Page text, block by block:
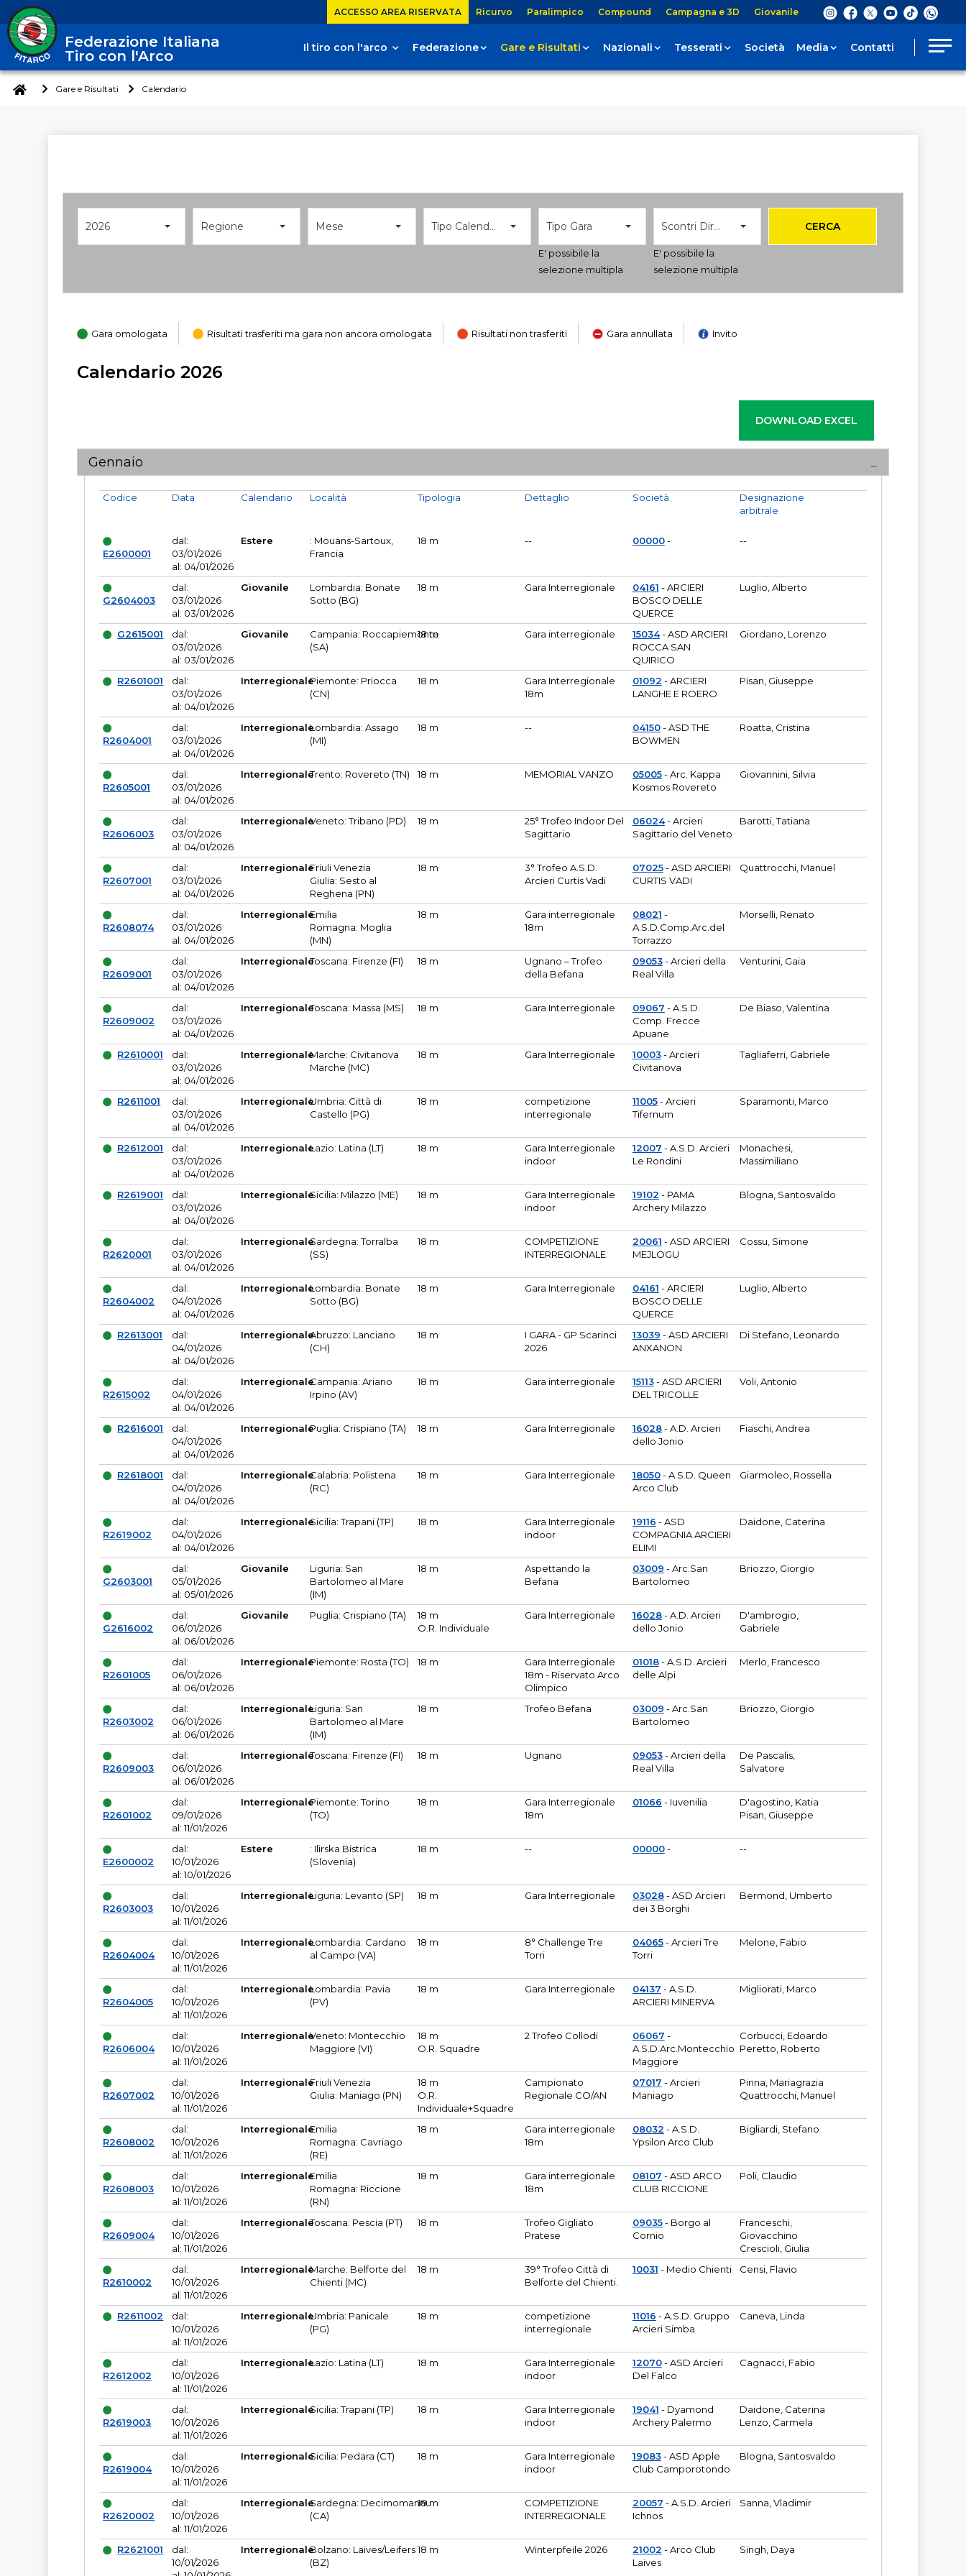
ACCESSO AREA RISERVATA Ricurvo Paralimpico Compound Campagna e 3D Giovanile
Federazione Italiana
Tiro con l'Arco
Il tiro con l'arco Federazione Gare e Risultati Nazionali Tesserati Società Media Contatti
Gare e Risultati Calendario
2026 Regione Mese Tipo Calendario Tipo Gara
E' possibile la
selezione multipla
Scontri Diretti
E' possibile la
selezione multipla
CERCA
Gara omologata Risultati trasferiti ma gara non ancora omologata Risultati non trasferiti Gara annullata Invito
Calendario 2026
Gennaio
Codice
E2600001
Data
dal:
03/01/2026
al: 04/01/2026
Calendario
Estere
Località
: Mouans-Sartoux,
Francia
Tipologia
18 m
Dettaglio
--
Società
00000-
Designazione
arbitrale
--
G2604003
dal:
03/01/2026
al: 03/01/2026
Giovanile
Lombardia: Bonate
Sotto (BG)
18 m Gara Interregionale 04161 - ARCIERI
BOSCO DELLE
QUERCE
Luglio, Alberto
G2615001
dal:
03/01/2026
al: 03/01/2026
Giovanile
Campania: Roccapiemonte
(SA)
18 m Gara interregionale 15034- ASD ARCIERI
ROCCA SAN
QUIRICO
Giordano, Lorenzo
R2601001
dal:
03/01/2026
al: 04/01/2026
InterregionalePiemonte: Priocca
(CN)
18 m
Gara Interregionale
18m
01092 - ARCIERI
LANGHE E ROERO
Pisan, Giuseppe
R2604001
dal:
03/01/2026
al: 04/01/2026
InterregionaleLombardia: Assago
(MI)
18 m -- 04150- ASD THE
BOWMEN
Roatta, Cristina
R2605001
dal:
03/01/2026
al: 04/01/2026
InterregionaleTrento: Rovereto (TN) 18 m MEMORIAL VANZO 05005- Arc. Kappa
Kosmos Rovereto
Giovannini, Silvia
R2606003
dal:
03/01/2026
al: 04/01/2026
InterregionaleVeneto: Tribano (PD) 18 m
25° Trofeo Indoor Del
Sagittario
06024- Arcieri
Sagittario del Veneto
Barotti, Tatiana
R2607001
dal:
03/01/2026
al: 04/01/2026
InterregionaleFriuli Venezia
Giulia: Sesto al
Reghena (PN)
18 m
3° Trofeo A.S.D.
Arcieri Curtis Vadi
07025- ASD ARCIERI
CURTIS VADI
Quattrocchi, Manuel
R2608074
dal:
03/01/2026
al: 04/01/2026
InterregionaleEmilia
Romagna: Moglia
(MN)
18 m
Gara interregionale
18m
08021 -
A.S.D.Comp.Arc.del
Torrazzo
Morselli, Renato
R2609001
dal:
03/01/2026
al: 04/01/2026
InterregionaleToscana: Firenze (FI) 18 m
Ugnano – Trofeo
della Befana
09053- Arcieri della
Real Villa
Venturini, Gaia
R2609002
dal:
03/01/2026
al: 04/01/2026
InterregionaleToscana: Massa (MS) 18 m Gara Interregionale 09067 - A.S.D.
Comp. Frecce
Apuane
De Biaso, Valentina
R2610001
dal:
03/01/2026
al: 04/01/2026
InterregionaleMarche: Civitanova
Marche (MC)
18 m Gara Interregionale 10003- Arcieri
Civitanova
Tagliaferri, Gabriele
R2611001
dal:
03/01/2026
al: 04/01/2026
InterregionaleUmbria: Città di
Castello (PG)
18 m
competizione
interregionale
11005- Arcieri
Tifernum
Sparamonti, Marco
R2612001
dal:
03/01/2026
al: 04/01/2026
InterregionaleLazio: Latina (LT) 18 m
Gara Interregionale
indoor
12007 - A.S.D. Arcieri
Le Rondini
Monachesi,
Massimiliano
R2619001
dal:
03/01/2026
al: 04/01/2026
InterregionaleSicilia: Milazzo (ME) 18 m
Gara Interregionale
indoor
19102 - PAMA
Archery Milazzo
Blogna, Santosvaldo
R2620001
dal:
03/01/2026
al: 04/01/2026
InterregionaleSardegna: Torralba
(SS)
18 m
COMPETIZIONE
INTERREGIONALE
20061 - ASD ARCIERI
MEJLOGU
Cossu, Simone
R2604002
dal:
04/01/2026
al: 04/01/2026
InterregionaleLombardia: Bonate
Sotto (BG)
18 m Gara Interregionale 04161 - ARCIERI
BOSCO DELLE
QUERCE
Luglio, Alberto
R2613001
dal:
04/01/2026
al: 04/01/2026
InterregionaleAbruzzo: Lanciano
(CH)
18 m
I GARA - GP Scarinci
2026
13039 - ASD ARCIERI
ANXANON
Di Stefano, Leonardo
R2615002
dal:
04/01/2026
al: 04/01/2026
InterregionaleCampania: Ariano
Irpino (AV)
18 m Gara interregionale 15113- ASD ARCIERI
DEL TRICOLLE
Voli, Antonio
R2616001
dal:
04/01/2026
al: 04/01/2026
InterregionalePuglia: Crispiano (TA) 18 m Gara Interregionale 16028- A.D. Arcieri
dello Jonio
Fiaschi, Andrea
R2618001
dal:
04/01/2026
al: 04/01/2026
InterregionaleCalabria: Polistena
(RC)
18 m Gara Interregionale 18050- A.S.D. Queen
Arco Club
Giarmoleo, Rossella
R2619002
dal:
04/01/2026
al: 04/01/2026
InterregionaleSicilia: Trapani (TP) 18 m
Gara Interregionale
indoor
19116 - ASD
COMPAGNIA ARCIERI
ELIMI
Daidone, Caterina
G2603001
dal:
05/01/2026
al: 05/01/2026
Giovanile
Liguria: San
Bartolomeo al Mare
(IM)
18 m
Aspettando la
Befana
03009 - Arc.San
Bartolomeo
Briozzo, Giorgio
G2616002
dal:
06/01/2026
al: 06/01/2026
Giovanile Puglia: Crispiano (TA)
18 m
O.R. Individuale
Gara Interregionale 16028- A.D. Arcieri
dello Jonio
D'ambrogio,
Gabriele
R2601005
dal:
06/01/2026
al: 06/01/2026
InterregionalePiemonte: Rosta (TO) 18 m
Gara Interregionale
18m - Riservato Arco
Olimpico
01018- A.S.D. Arcieri
delle Alpi
Merlo, Francesco
R2603002
dal:
06/01/2026
al: 06/01/2026
InterregionaleLiguria: San
Bartolomeo al Mare
(IM)
18 m Trofeo Befana 03009 - Arc.San
Bartolomeo
Briozzo, Giorgio
R2609003
dal:
06/01/2026
al: 06/01/2026
InterregionaleToscana: Firenze (FI) 18 m Ugnano 09053- Arcieri della
Real Villa
De Pascalis,
Salvatore
R2601002
dal:
09/01/2026
al: 11/01/2026
InterregionalePiemonte: Torino
(TO)
18 m
Gara Interregionale
18m
01066 - Iuvenilia
D'agostino, Katia
Pisan, Giuseppe
E2600002
dal:
10/01/2026
al: 10/01/2026
Estere
: Ilirska Bistrica
(Slovenia)
18 m -- 00000- --
R2603003
dal:
10/01/2026
al: 11/01/2026
InterregionaleLiguria: Levanto (SP) 18 m Gara Interregionale 03028- ASD Arcieri
dei 3 Borghi
Bermond, Umberto
R2604004
dal:
10/01/2026
al: 11/01/2026
InterregionaleLombardia: Cardano
al Campo (VA)
18 m
8° Challenge Tre
Torri
04065- Arcieri Tre
Torri
Melone, Fabio
R2604005
dal:
10/01/2026
al: 11/01/2026
InterregionaleLombardia: Pavia
(PV)
18 m Gara Interregionale 04137 - A.S.D.
ARCIERI MINERVA
Migliorati, Marco
R2606004
dal:
10/01/2026
al: 11/01/2026
InterregionaleVeneto: Montecchio
Maggiore (VI)
18 m
O.R. Squadre
2 Trofeo Collodi 06067 -
A.S.D.Arc.Montecchio
Maggiore
Corbucci, Edoardo
Peretto, Roberto
R2607002
dal:
10/01/2026
al: 11/01/2026
InterregionaleFriuli Venezia
Giulia: Maniago (PN)
18 m
O.R.
Individuale+Squadre
Campionato
Regionale CO/AN
07017 - Arcieri
Maniago
Pinna, Mariagrazia
Quattrocchi, Manuel
R2608002
dal:
10/01/2026
al: 11/01/2026
InterregionaleEmilia
Romagna: Cavriago
(RE)
18 m
Gara interregionale
18m
08032 - A.S.D.
Ypsilon Arco Club
Bigliardi, Stefano
R2608003
dal:
10/01/2026
al: 11/01/2026
InterregionaleEmilia
Romagna: Riccione
(RN)
18 m
Gara interregionale
18m
08107 - ASD ARCO
CLUB RICCIONE
Poli, Claudio
R2609004
dal:
10/01/2026
al: 11/01/2026
InterregionaleToscana: Pescia (PT) 18 m
Trofeo Gigliato
Pratese
09035- Borgo al
Cornio
Franceschi,
Giovacchino
Crescioli, Giulia
R2610002
dal:
10/01/2026
al: 11/01/2026
InterregionaleMarche: Belforte del
Chienti (MC)
18 m
39° Trofeo Città di
Belforte del Chienti.
10031 - Medio Chienti Censi, Flavio
R2611002
dal:
10/01/2026
al: 11/01/2026
InterregionaleUmbria: Panicale
(PG)
18 m
competizione
interregionale
11016 - A.S.D. Gruppo
Arcieri Simba
Caneva, Linda
R2612002
dal:
10/01/2026
al: 11/01/2026
InterregionaleLazio: Latina (LT) 18 m
Gara Interregionale
indoor
12070- ASD Arcieri
Del Falco
Cagnacci, Fabio
R2619003
dal:
10/01/2026
al: 11/01/2026
InterregionaleSicilia: Trapani (TP) 18 m
Gara Interregionale
indoor
19041 - Dyamond
Archery Palermo
Daidone, Caterina
Lenzo, Carmela
R2619004
dal:
10/01/2026
al: 11/01/2026
InterregionaleSicilia: Pedara (CT) 18 m
Gara Interregionale
indoor
19083- ASD Apple
Club Camporotondo
Blogna, Santosvaldo
R2620002
dal:
10/01/2026
al: 11/01/2026
InterregionaleSardegna: Decimomannu
(CA)
18 m
COMPETIZIONE
INTERREGIONALE
20057 - A.S.D. Arcieri
Ichnos
Sanna, Vladimir
R2621001
dal:
10/01/2026
InterregionaleBolzano: Laives/Leifers
(BZ)
18 m Winterpfeile 2026 21002 - Arco Club
Laives
Singh, Daya